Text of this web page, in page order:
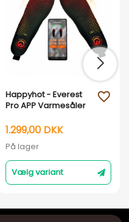
Happyhot - Everest
Pro APP Varmesåler
1.299,00 DKK
På lager
Vælg variant
favorite_outline